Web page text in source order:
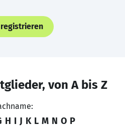
registrieren
von A bis Z
H I J K L M N O P